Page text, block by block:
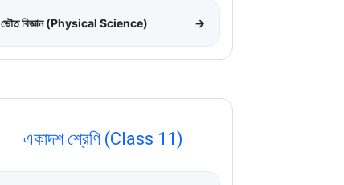
ভৌত বিজ্ঞান (Physical Science) →
একাদশ শ্রেণি (Class 11)